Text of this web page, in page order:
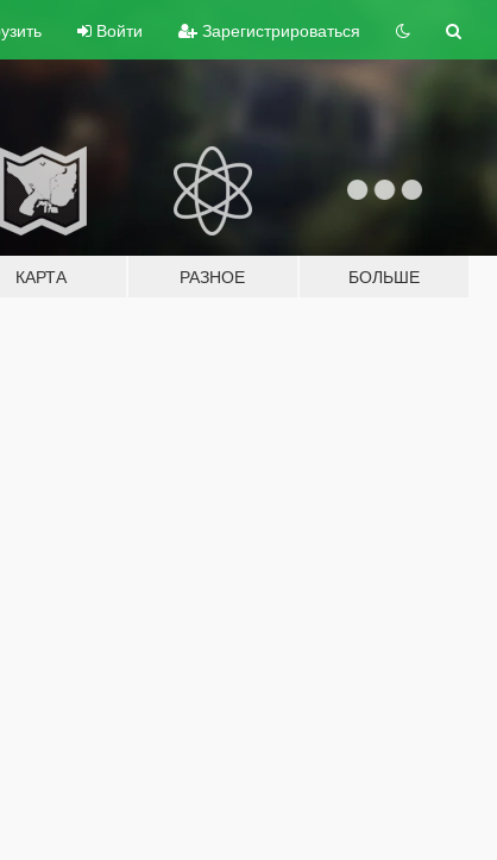
Войти Зарегистрироваться
КАРТА РАЗНОЕ БОЛЬШЕ